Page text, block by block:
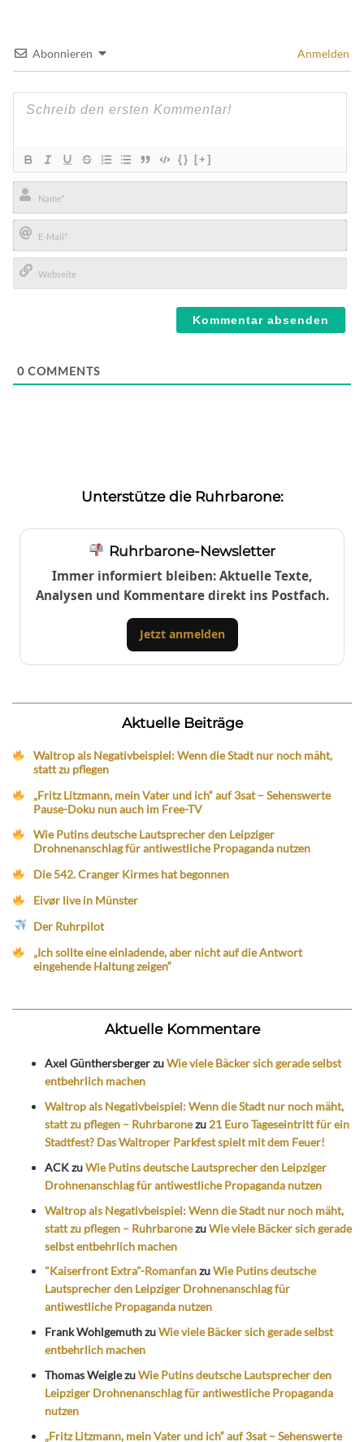
Abonnieren Anmelden
{} [+]
Name*
E-
Mail*
0 COMMENTS
Unterstütze die Ruhrbarone:
Ruhrbarone-Newsletter
Immer informiert bleiben: Aktuelle Texte,
Analysen und Kommentare direkt ins Postfach.
Jetzt anmelden
Aktuelle Beiträge
Waltrop als Negativbeispiel: Wenn die Stadt nur noch mäht,
statt zu pflegen
„Fritz Litzmann, mein Vater und ich“ auf 3sat – Sehenswerte
Pause-Doku nun auch im Free-TV
Wie Putins deutsche Lautsprecher den Leipziger
Drohnenanschlag für antiwestliche Propaganda nutzen
Die 542. Cranger Kirmes hat begonnen
Eivør live in Münster
Der Ruhrpilot
„Ich sollte eine einladende, aber nicht auf die Antwort
eingehende Haltung zeigen“
Aktuelle Kommentare
Axel GünthersbergerzuWie viele Bäcker sich gerade selbst
entbehrlich machen
Waltrop als Negativbeispiel: Wenn die Stadt nur noch mäht,
statt zu pflegen – Ruhrbaronezu 21 Euro Tageseintritt für ein
Stadtfest? Das Waltroper Parkfest spielt mit dem Feuer!
ACKzuWie Putins deutsche Lautsprecher den Leipziger
Drohnenanschlag für antiwestliche Propaganda nutzen
Waltrop als Negativbeispiel: Wenn die Stadt nur noch mäht,
statt zu pflegen – RuhrbaronezuWie viele Bäcker sich gerade
selbst entbehrlich machen
"Kaiserfront Extra"-RomanfanzuWie Putins deutsche
Lautsprecher den Leipziger Drohnenanschlag für
antiwestliche Propaganda nutzen
Frank WohlgemuthzuWie viele Bäcker sich gerade selbst
entbehrlich machen
Thomas WeiglezuWie Putins deutsche Lautsprecher den
Leipziger Drohnenanschlag für antiwestliche Propaganda
nutzen
„Fritz Litzmann, mein Vater und ich“ auf 3sat – Sehenswerte